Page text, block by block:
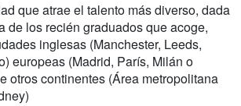
que atrae el talento más diverso, dada
de los recién graduados que acoge,
inglesas (Manchester, Leeds,
europeas (Madrid, París, Milán o
otros continentes (Área metropolitana